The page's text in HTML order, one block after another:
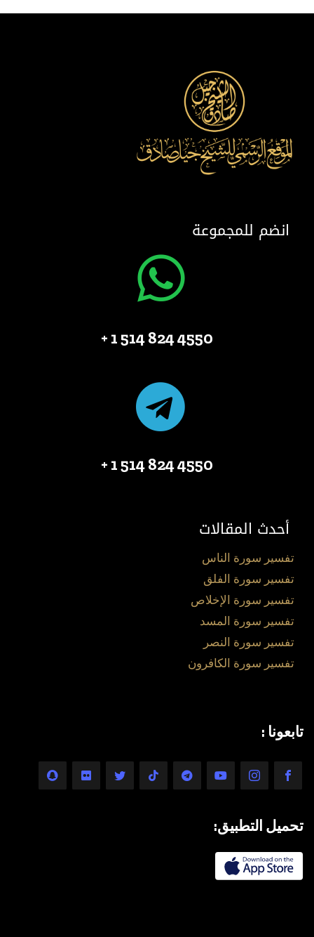
انضم للمجموعة
4550 824 514 1 +
4550 824 514 1 +
أحدث المقالات
تفسير سورة الناس
تفسير سورة الفلق
تفسير سورة الإخلاص
تفسير سورة المسد
تفسير سورة النصر
تفسير سورة الكافرون
تابعونا :
تحميل التطبيق: